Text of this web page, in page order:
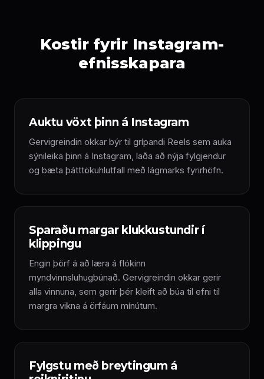
Kostir fyrir Instagram-
efnisskapara
Auktu vöxt þinn á Instagram
Gervigreindin okkar býr til grípandi Reels sem auka
sýnileika þinn á Instagram, laða að nýja fylgjendur
og bæta þátttökuhlutfall með lágmarks fyrirhöfn.
Sparaðu margar klukkustundir í
klippingu
Engin þörf á að læra á flókinn
myndvinnsluhugbúnað. Gervigreindin okkar gerir
alla vinnuna, sem gerir þér kleift að búa til efni til
margra vikna á örfáum mínútum.
Fylgstu með breytingum á